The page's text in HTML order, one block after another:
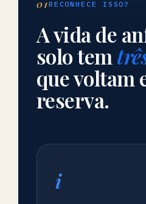
01RECONHECE ISSO?
A vida de
solo tem
que voltam
reserva.
i